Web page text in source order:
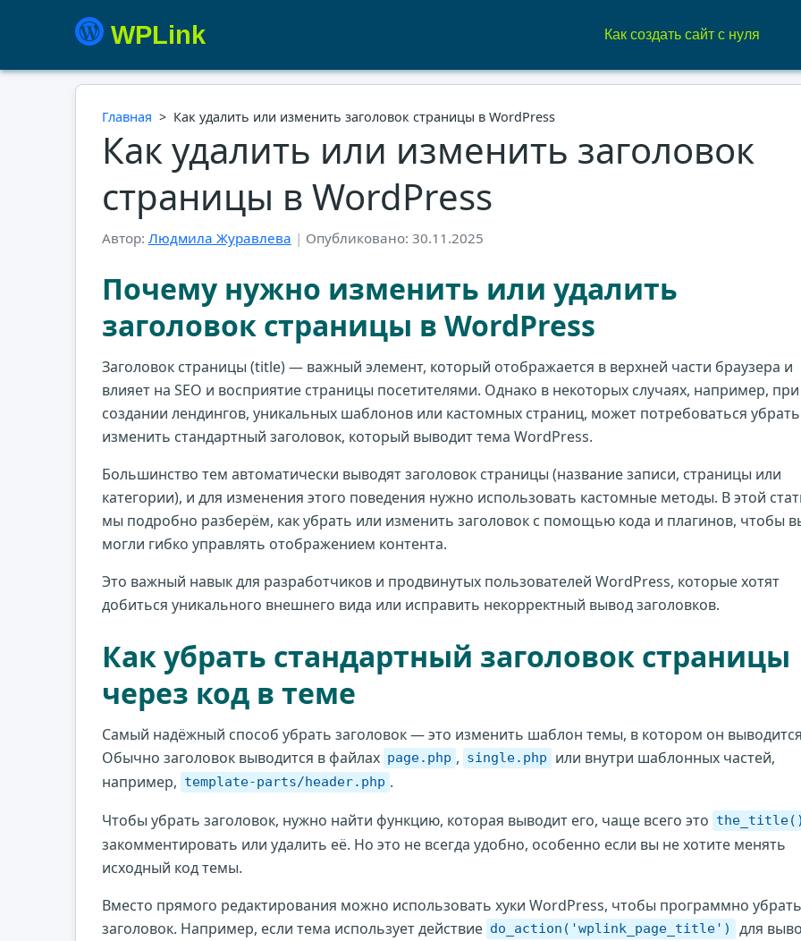
WPLink Как создать сайт с нуля
Главная > Как удалить или изменить заголовок страницы в WordPress
Как удалить или изменить заголовок
страницы в WordPress
Автор: Людмила Журавлева | Опубликовано: 30.11.2025
Почему нужно изменить или удалить
заголовок страницы в WordPress
Заголовок страницы (title) — важный элемент, который отображается в верхней части браузера и
влияет на SEO и восприятие страницы посетителями. Однако в некоторых случаях, например, при
создании лендингов, уникальных шаблонов или кастомных страниц, может потребоваться
изменить стандартный заголовок, который выводит тема WordPress.
Большинство тем автоматически выводят заголовок страницы (название записи, страницы или
категории), и для изменения этого поведения нужно использовать кастомные методы. В этой
мы подробно разберём, как убрать или изменить заголовок с помощью кода и плагинов, чтобы
могли гибко управлять отображением контента.
Это важный навык для разработчиков и продвинутых пользователей WordPress, которые хотят
добиться уникального внешнего вида или исправить некорректный вывод заголовков.
Как убрать стандартный заголовок страницы
через код в теме
Самый надёжный способ убрать заголовок — это изменить шаблон темы, в котором он
Обычно заголовок выводится в файлах page.php , single.php
или внутри шаблонных частей,
например, template-parts/header.php .
Чтобы убрать заголовок, нужно найти функцию, которая выводит его, чаще всего это
закомментировать или удалить её. Но это не всегда удобно, особенно если вы не хотите менять
исходный код темы.
Вместо прямого редактирования можно использовать хуки WordPress, чтобы программно убрать
заголовок. Например, если тема использует действие do_action('wplink_page_title')
для